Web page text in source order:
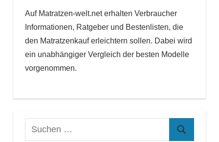
Auf Matratzen-welt.net erhalten Verbraucher
Informationen, Ratgeber und Bestenlisten, die
den Matratzenkauf erleichtern sollen. Dabei wird
ein unabhängiger Vergleich der besten Modelle
vorgenommen.